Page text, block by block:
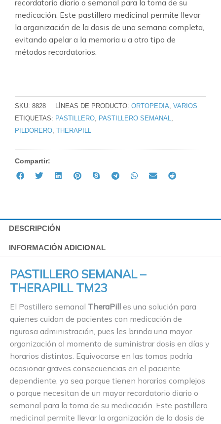
recordatorio diario o semanal para la toma de su
medicación. Este pastillero medicinal permite llevar
la organización de la dosis de una semana completa,
evitando apelar a la memoria u a otro tipo de
métodos recordatorios.
SKU: 8828 LÍNEAS DE PRODUCTO: ORTOPEDIA
VARIOS
ETIQUETAS: PASTILLERO PASTILLERO SEMANAL
PILDORERO THERAPILL
Compartir:
DESCRIPCIÓN
INFORMACIÓN ADICIONAL
PASTILLERO SEMANAL –
THERAPILL TM23
El Pastillero semanal TheraPill es una solución para
quienes cuidan de pacientes con medicación de
rigurosa administración, pues les brinda una mayor
organización al momento de suministrar dosis en días y
horarios distintos. Equivocarse en las tomas podría
ocasionar graves consecuencias en el paciente
dependiente, ya sea porque tienen horarios complejos
o porque necesitan de un mayor recordatorio diario o
semanal para la toma de su medicación. Este pastillero
medicinal permite llevar la organización de la dosis de